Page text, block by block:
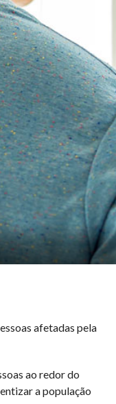
afetadas pela
ao redor do
a população